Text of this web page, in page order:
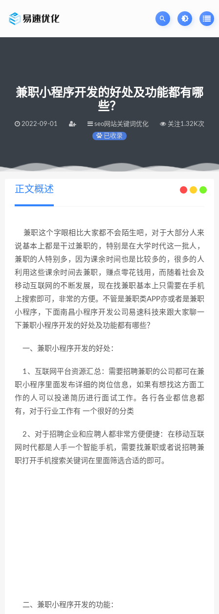
兼职小程序开发的好处及功能都有哪
些？
2022-09-01 seo网站关键词优化
关注1.32K次
已收录
当前位置： 易速网站优化公司 >兼职小程序开发的好处及功能都有哪些？
正文概述
兼职这个字眼相比大家都不会陌生吧，对于大部分人来
说基本上都是干过兼职的，特别是在大学时代这一批人，
兼职的人特别多，因为课余时间也是比较多的，很多的人
利用这些课余时间去兼职，赚点零花钱用，而随着社会及
移动互联网的不断发展，现在找兼职基本上只需要在手机
上搜索即可，非常的方便。不管是兼职类APP亦或者是兼职
小程序，下面南昌小程序开发公司易速科技来跟大家聊一
下兼职小程序开发的好处及功能都有哪些？
一、兼职小程序开发的好处：
1、互联网平台资源汇总：需要招聘兼职的公司都可在兼
职小程序里面发布详细的岗位信息，如果有想找这方面工
作的人可以投递简历进行面试工作。各行各业都信息都
有，对于行业工作有 一个很好的分类
2、对于招聘企业和应聘人都非常方便便捷：在移动互联
网时代都是人手一个智能手机，需要找兼职或者说招聘兼
职打开手机搜索关键词在里面筛选合适的即可。
二、兼职小程序开发的功能：